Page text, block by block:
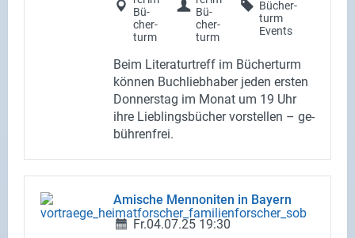
Schlo
Bü­
cher­
turm
Bü­
cher­
turm
Bü­cher­
turm
Events
Beim Li­te­ra­tur­treff im Bü­cher­turm
kön­nen Buch­lieb­ha­ber jeden ers­ten
Don­ners­tag im Monat um 19 Uhr
ihre Lieb­lings­bü­cher vor­stel­len – ge­
büh­ren­frei.
Ami­sche Men­no­ni­ten in Bay­ern
Fr.04.07.25 19:30